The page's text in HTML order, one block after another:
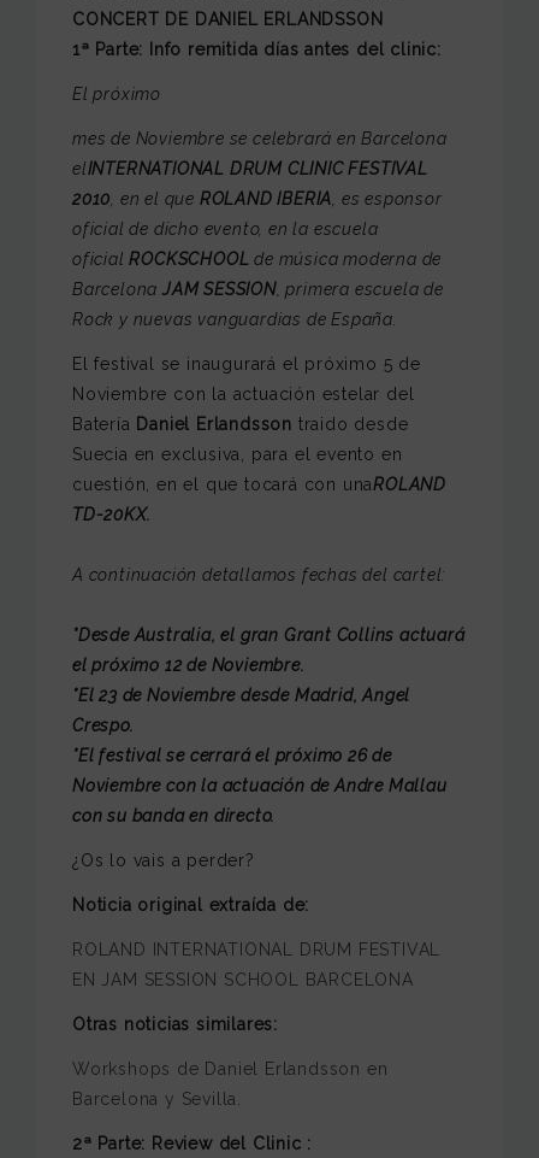
CONCERT DE DANIEL ERLANDSSON
1ª Parte: Info remitida días antes del clinic:
El próximo
mes de Noviembre se celebrará en Barcelona
elINTERNATIONAL DRUM CLINIC FESTIVAL
2010 , en el que ROLAND IBERIA , es esponsor
oficial de dicho evento, en la escuela
oficialROCKSCHOOL de música moderna de
Barcelona JAM SESSION, primera escuela de
Rock y nuevas vanguardias de España.
El festival se inaugurará el próximo 5 de
Noviembre con la actuación estelar del
Batería Daniel Erlandsson traido desde
Suecia en exclusiva, para el evento en
cuestión, en el que tocará con unaROLAND
TD-20KX.
A continuación detallamos fechas del cartel:
*Desde Australia, el gran Grant Collins actuará
el próximo 12 de Noviembre.
*El 23 de Noviembre desde Madrid, Angel
Crespo.
*El festival se cerrará el próximo 26 de
Noviembre con la actuación de Andre Mallau
con su banda en directo.
¿Os lo vais a perder?
Noticia original extraída de:
ROLAND INTERNATIONAL DRUM FESTIVAL
EN JAM SESSION SCHOOL BARCELONA
Otras noticias similares:
Workshops de Daniel Erlandsson en
Barcelona y Sevilla.
2ª Parte: Review del Clinic :